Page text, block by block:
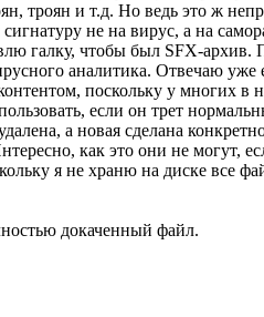
троян и т.д. Но ведь это ж
не на вирус, а на
галку, чтобы был SFX-
аналитика. Отвечаю
поскольку у многих в
если он трет
а новая сделана
как это они не
я не храню на диске
докаченный файл.